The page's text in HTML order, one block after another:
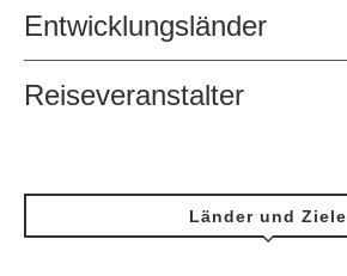
Entwicklungsländer
Reiseveranstalter
Länder und Ziele